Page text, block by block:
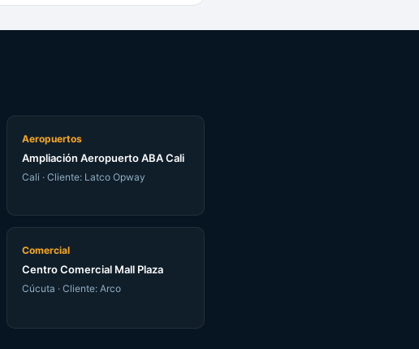
Aeropuertos
Ampliación Aeropuerto ABA Cali
Cali · Cliente: Latco Opway
Comercial
Centro Comercial Mall Plaza
Cúcuta · Cliente: Arco